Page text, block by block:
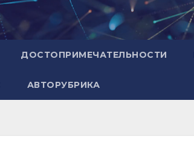
ДОСТОПРИМЕЧАТЕЛЬНОСТИ
АВТОРУБРИКА